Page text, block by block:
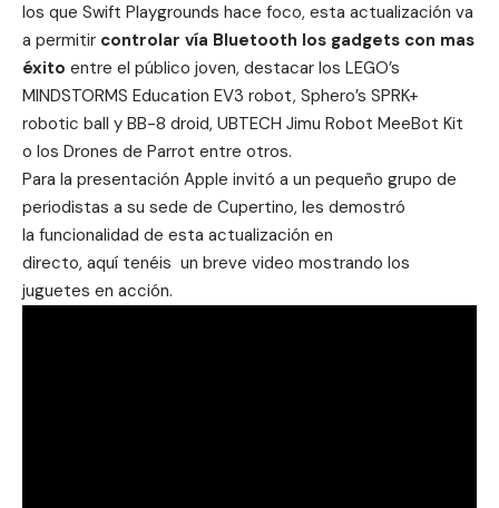
los que Swift Playgrounds hace foco, esta actualización va
a permitir controlar vía Bluetooth los gadgets con mas
éxito entre el público joven, destacar los LEGO’s
MINDSTORMS Education EV3 robot, Sphero’s SPRK+
robotic ball y BB-8 droid, UBTECH Jimu Robot MeeBot Kit
o los Drones de Parrot entre otros.
Para la presentación Apple invitó a un pequeño grupo de
periodistas a su sede de Cupertino, les demostró
la funcionalidad de esta actualización en
directo, aquí tenéis un breve video mostrando los
juguetes en acción.